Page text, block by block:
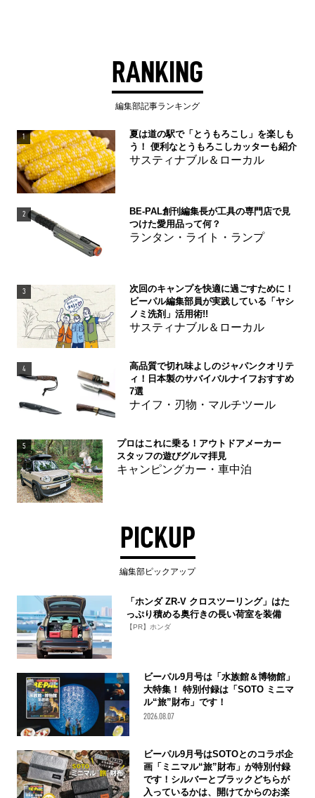
RANKING
編集部記事ランキング
1
夏は道の駅で「とうもろこし」を楽しも
う！ 便利なとうもろこしカッターも紹介
サスティナブル＆ローカル
2
BE-PAL創刊編集長が工具の専門店で見
つけた愛用品って何？
ランタン・ライト・ランプ
3
次回のキャンプを快適に過ごすために！
ビーパル編集部員が実践している「ヤシ
ノミ洗剤」活用術!!
サスティナブル＆ローカル
4
高品質で切れ味よしのジャパンクオリテ
ィ！日本製のサバイバルナイフおすすめ
7選
ナイフ・刃物・マルチツール
5
プロはこれに乗る！アウトドアメーカー
スタッフの遊びグルマ拝見
キャンピングカー・車中泊
PICKUP
編集部ピックアップ
「ホンダ ZR-V クロスツーリング」はた
っぷり積める奥行きの長い荷室を装備
【PR】ホンダ
ビーパル9月号は「水族館＆博物館」
大特集！ 特別付録は「SOTO ミニマ
ル“旅”財布」です！
2026.08.07
ビーパル9月号はSOTOとのコラボ企
画「ミニマル“旅”財布」が特別付録
です！シルバーとブラックどちらが
入っているかは、開けてからのお楽